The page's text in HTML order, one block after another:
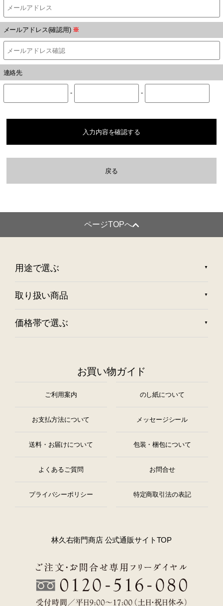
メールアドレス(確認用) ※
連絡先
- -
入力内容を確認する
戻る
ページTOPへ
用途で選ぶ
取り扱い商品
価格帯で選ぶ
お買い物ガイド
ご利用案内 のし紙について
お支払方法について メッセージシール
送料・お届けについて 包装・梱包について
よくあるご質問 お問合せ
プライバシーポリシー 特定商取引法の表記
林久右衛門商店 公式通販サイトTOP